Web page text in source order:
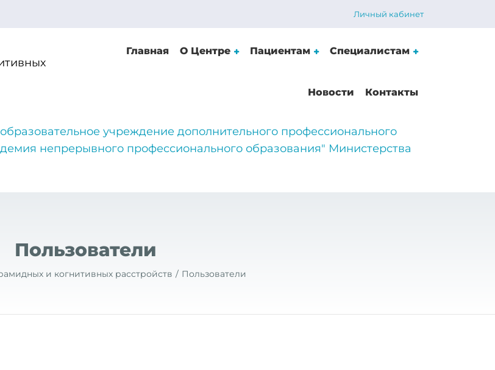
Личный кабинет
Главная О Центре Пациентам Специалистам
Новости Контакты
учреждение дополнительного профессионального
непрерывного профессионального образования" Министерства
Пользователи
и когнитивных расстройств Пользователи